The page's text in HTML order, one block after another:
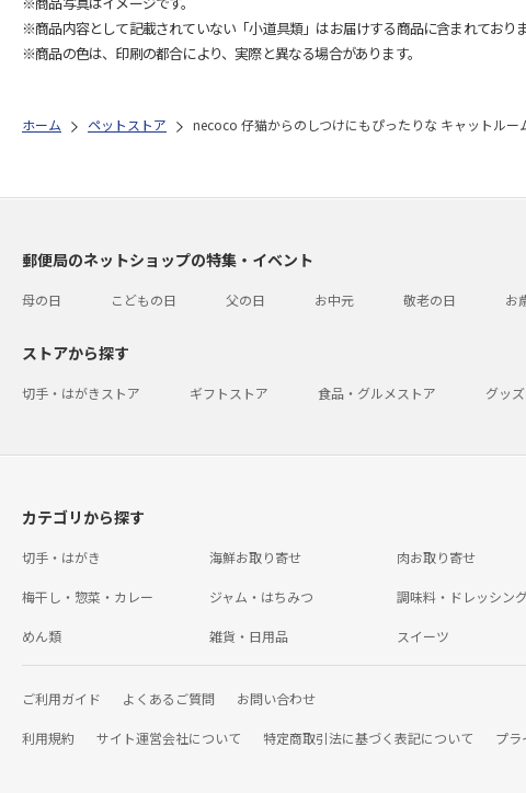
※商品内容として記載されていない「小道具類」はお届けする商品に含まれておりま
※商品の色は、印刷の都合により、実際と異なる場合があります。
ホーム ペットストア necoco 仔猫からのしつけにもぴったりな キャットルー
郵便局のネットショップの特集・イベント
母の日 こどもの日 父の日 お中元 敬老の日 お
ストアから探す
切手・はがきストア ギフトストア 食品・グルメストア グッ
カテゴリから探す
切手・はがき 海鮮お取り寄せ 肉お取り寄せ
梅干し・惣菜・カレー ジャム・はちみつ 調味料・ドレッシン
めん類 雑貨・日用品 スイーツ
ご利用ガイド よくあるご質問 お問い合わせ
利用規約 サイト運営会社について 特定商取引法に基づく表記について プラ